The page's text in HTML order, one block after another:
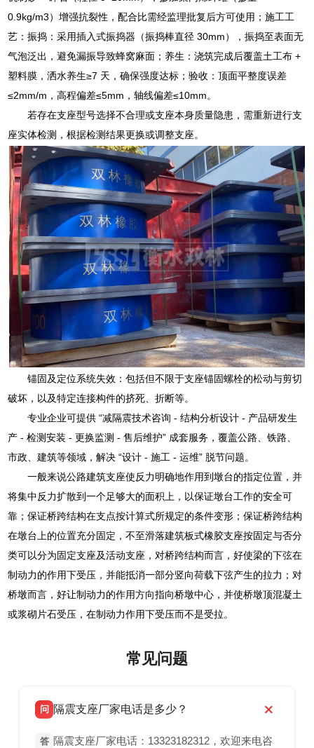
0.9kg/m3）增强抗裂性，配合比需经监理批复后方可使用；施工工
艺：振捣：采用插入式振捣器（振捣棒直径 30mm），振捣至表面无
气泡泛出，避免漏振导致蜂窝麻面；养生：浇筑完成后覆盖土工布 +
塑料膜，洒水养生≥7 天，确保强度达标；验收：顶面平整度误差
≤2mm/m，高程偏差≤5mm，轴线偏差≤10mm。
若存在支座型号选择不合理或支座本身质量隐患，需重新进行支
座实体检测，根据检测结果更换或调整支座。
锚固及定位系统失效：包括但不限于支座锚固螺栓的松动与剪切
破坏，以及特定连接构件的挤死、折断等。
专业企业可提供 “减隔震技术咨询 - 结构分析设计 - 产品研发生
产 - 检测安装 - 更换监测 - 售后维护” 成套服务，覆盖公路、铁路、
市政、建筑等领域，解决 “设计 - 施工 - 运维” 脱节问题。
一般来说公路建筑支座使反力明确地作用到墩台的指定位置，并
将集中反力扩散到一个足够大的面积上，以保证墩台工作的安全可
靠；保证桥跨结构在支点按计算式所规定的条件变形；保证桥跨结构
在墩台上的位置充分固定，不至滑落建筑板式橡胶支座按固定与否分
类可以分为固定支座及活动支座，对桥跨结构而言，好使梁的下弦在
制动力的作用下受压，并能抵消一部分竖向荷载下弦产生的拉力；对
桥墩而言，好让制动力的作用方向指向桥墩中心，并使桥墩顶混凝土
或浆砌片石受压，在制动力作用下受压而不是受拉。
常见问题
问 隔震支座厂家电话是多少？
答 隔震支座厂家电话：13323182312，欢迎来电咨